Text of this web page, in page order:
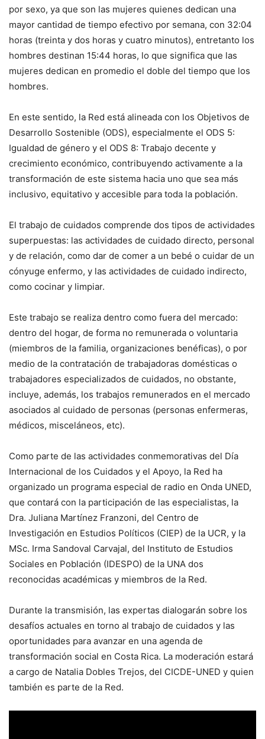
por sexo, ya que son las mujeres quienes dedican una
mayor cantidad de tiempo efectivo por semana, con 32:04
horas (treinta y dos horas y cuatro minutos), entretanto los
hombres destinan 15:44 horas, lo que significa que las
mujeres dedican en promedio el doble del tiempo que los
hombres.
En este sentido, la Red está alineada con los Objetivos de
Desarrollo Sostenible (ODS), especialmente el ODS 5:
Igualdad de género y el ODS 8: Trabajo decente y
crecimiento económico, contribuyendo activamente a la
transformación de este sistema hacia uno que sea más
inclusivo, equitativo y accesible para toda la población.
El trabajo de cuidados comprende dos tipos de actividades
superpuestas: las actividades de cuidado directo, personal
y de relación, como dar de comer a un bebé o cuidar de un
cónyuge enfermo, y las actividades de cuidado indirecto,
como cocinar y limpiar.
Este trabajo se realiza dentro como fuera del mercado:
dentro del hogar, de forma no remunerada o voluntaria
(miembros de la familia, organizaciones benéficas), o por
medio de la contratación de trabajadoras domésticas o
trabajadores especializados de cuidados, no obstante,
incluye, además, los trabajos remunerados en el mercado
asociados al cuidado de personas (personas enfermeras,
médicos, misceláneos, etc).
Como parte de las actividades conmemorativas del Día
Internacional de los Cuidados y el Apoyo, la Red ha
organizado un programa especial de radio en Onda UNED,
que contará con la participación de las especialistas, la
Dra. Juliana Martínez Franzoni, del Centro de
Investigación en Estudios Políticos (CIEP) de la UCR, y la
MSc. Irma Sandoval Carvajal, del Instituto de Estudios
Sociales en Población (IDESPO) de la UNA dos
reconocidas académicas y miembros de la Red.
Durante la transmisión, las expertas dialogarán sobre los
desafíos actuales en torno al trabajo de cuidados y las
oportunidades para avanzar en una agenda de
transformación social en Costa Rica. La moderación estará
a cargo de Natalia Dobles Trejos, del CICDE-UNED y quien
también es parte de la Red.